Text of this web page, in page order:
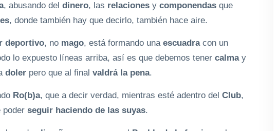
, abusando del dinero, las relaciones y componendas que
, donde también hay que decirlo, también hace aire.
deportivo, no mago, está formando una escuadracon un
lo expuesto líneas arriba, así es que debemos tener calmay
doler pero que al final valdrá la pena.
Ro(b)a, que a decir verdad, mientras esté adentro del Club,
poder seguir haciendo de las suyas.